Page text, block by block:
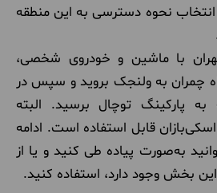
نحوه دسترسی به این منطقه
با ماشین و خودروی شخصی،
چمران به ولنجک بروید و سپس در
به پارکینگ توچال برسید. البته
اسکی‌بازان قابل استفاده است. ادامه
به‌صورت پیاده طی کنید و یا از
بخش وجود دارد، استفاده کنید.